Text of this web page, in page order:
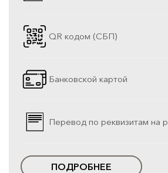
QR кодом (СБП)
Банковской картой
Перевод по реквизитам на
ПОДРОБНЕЕ